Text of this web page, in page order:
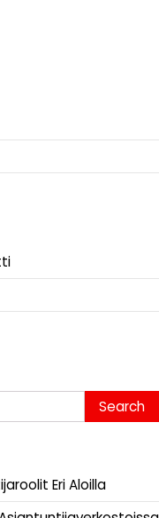
Eri Aloilla